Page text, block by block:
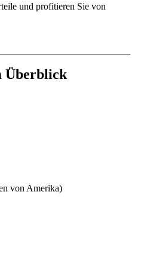
und profitieren Sie von
Überblick
von Amerika)